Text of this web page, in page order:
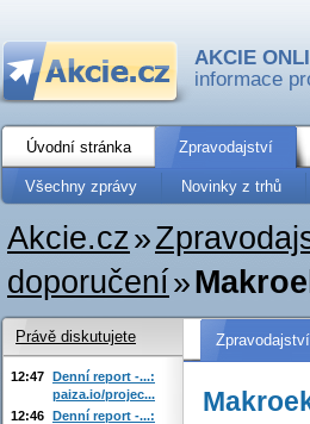
AKCIE
informace
Úvodní stránka Zpravodajství
Všechny zprávy Novinky z trhů
Akcie.cz»
doporučení»
Zpravodajství
Právě diskutujete
12:47 Denní report -...:
paiza.io/projec...
12:46 Denní report -...: